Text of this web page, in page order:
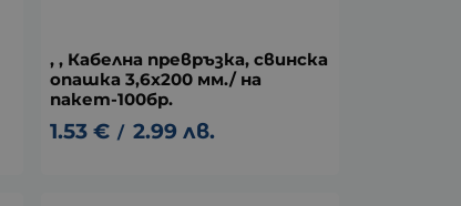
, , Кабелна превръзка, свинска
опашка 3,6х200 мм./ на
пакет-100бр.
1.53 € / 2.99 лв.